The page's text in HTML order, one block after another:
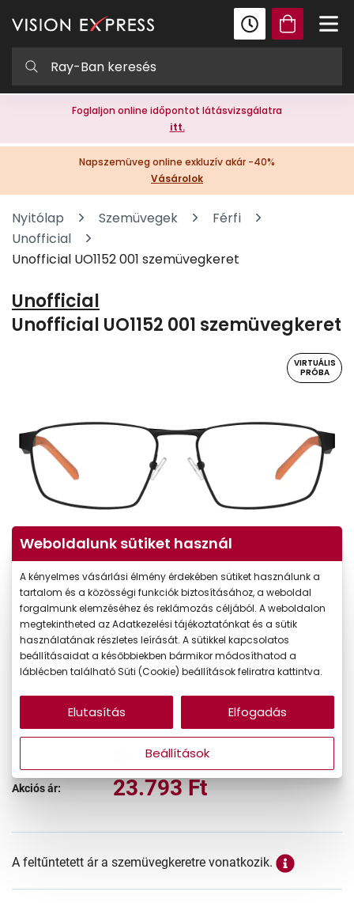
Foglaljon online időpontot látásvizsgálatra
itt.
Napszemüveg online exkluzív akár -40%
Vásárolok
Nyitólap Szemüvegek
Férfi
Unofficial
Unofficial UO1152 001 szemüvegkeret
Unofficial
Unofficial UO1152 001 szemüvegkeret
VIRTUÁLIS
PRÓBA
Virtuális próba
33.990 Ft
Akciós ár: 23.793 Ft
A feltűntetett ár a szemüvegkeretre vonatkozik.
Weboldalunk sütiket használ
A kényelmes vásárlási élmény érdekében sütiket használunk a
tartalom és a közösségi funkciók biztosításához, a weboldal
forgalmunk elemzéséhez és reklámozás céljából. A weboldalon
megtekintheted az Adatkezelési tájékoztatónkat és a sütik
használatának részletes leírását. A sütikkel kapcsolatos
beállításaidat a későbbiekben bármikor módosíthatod a
láblécben található Süti (Cookie) beállítások feliratra kattintva.
Beállítások
Elutasítás Elfogadás